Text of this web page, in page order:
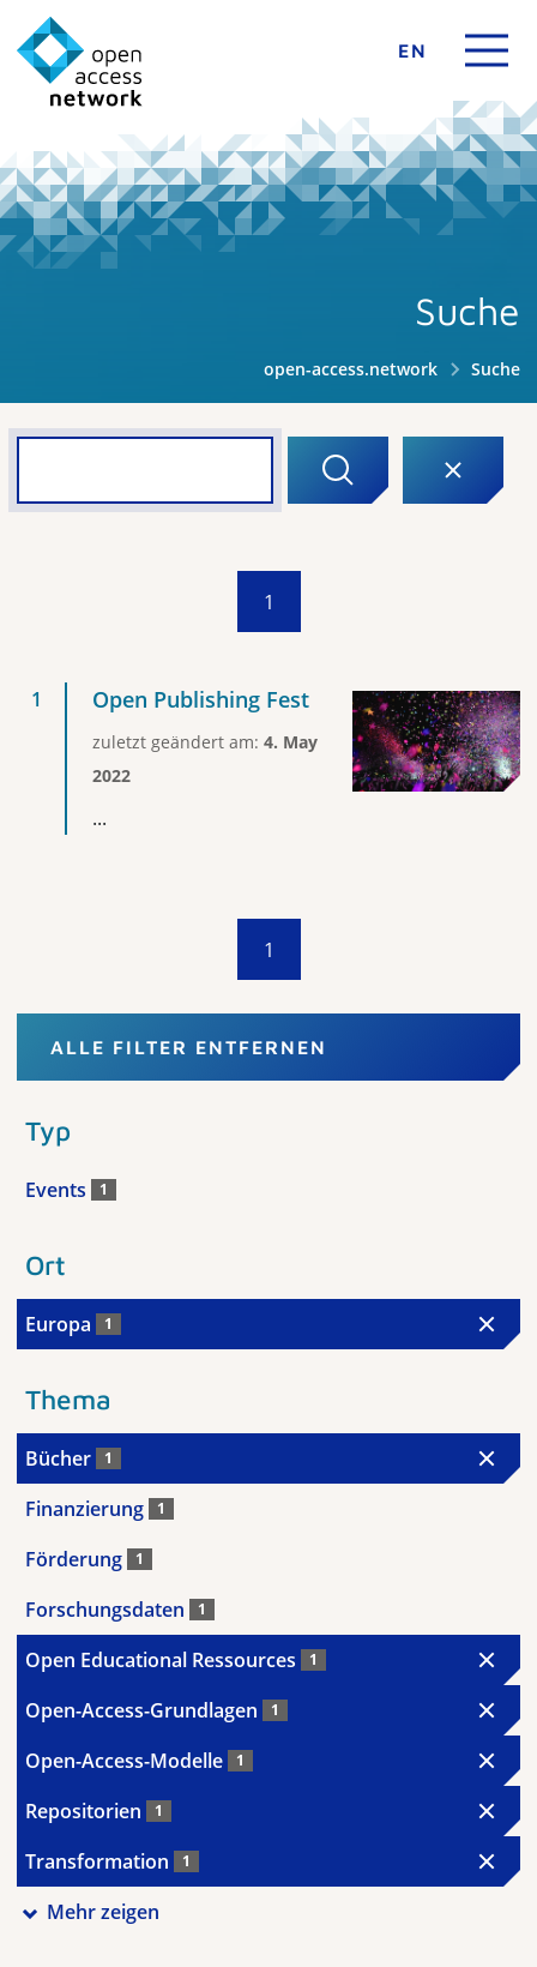
EN
Suche
open-access.network Suche
1
Open Publishing Fest
zuletzt geändert am: 4. May
2022
...
1
ALLE FILTER ENTFERNEN
Typ
Events 1
Ort
Europa 1
Thema
Bücher 1
Finanzierung 1
Förderung 1
Forschungsdaten 1
Open Educational Ressources 1
Open-Access-Grundlagen 1
Open-Access-Modelle 1
Repositorien 1
Transformation 1
Mehr zeigen